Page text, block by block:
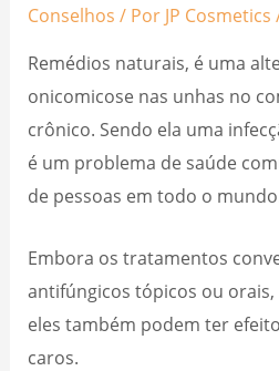
Conselhos / Por JP Cosmetics
Remédios naturais, é uma
onicomicose nas unhas no
crônico. Sendo ela uma
é um problema de saúde
de pessoas em todo o
Embora os tratamentos
antifúngicos tópicos ou orais,
eles também podem ter
caros.